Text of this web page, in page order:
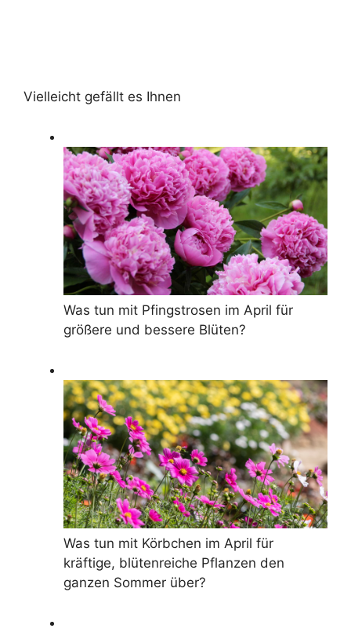
Vielleicht gefällt es Ihnen
Was tun mit Pfingstrosen im April für
größere und bessere Blüten?
Was tun mit Körbchen im April für
kräftige, blütenreiche Pflanzen den
ganzen Sommer über?